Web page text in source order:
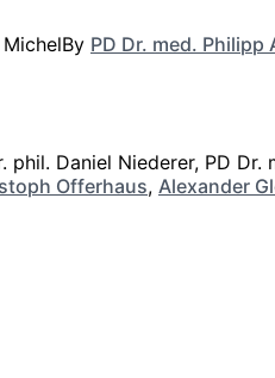
By PD Dr. med. Philipp
Offerhaus, Alexander